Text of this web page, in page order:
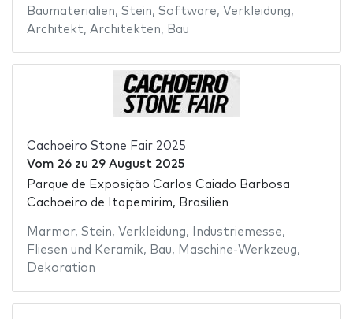
Baumaterialien, Stein, Software, Verkleidung,
Architekt, Architekten, Bau
Cachoeiro Stone Fair 2025
Vom 26zu 29 August 2025
Parque de Exposição Carlos Caiado Barbosa
Cachoeiro de Itapemirim, Brasilien
Marmor, Stein, Verkleidung, Industriemesse,
Fliesen und Keramik, Bau, Maschine-Werkzeug,
Dekoration